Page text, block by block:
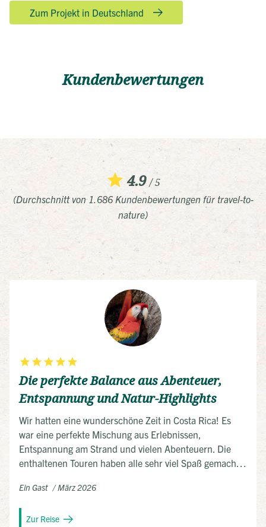
Zum Projekt in Deutschland
Kundenbewertungen
4.9/ 5
(Durchschnitt von 1.686 Kundenbewertungen für travel-to-
nature)
Die perfekte Balance aus Abenteuer,
Entspannung und Natur-Highlights
Wir hatten eine wunderschöne Zeit in Costa Rica! Es
war eine perfekte Mischung aus Erlebnissen,
Entspannung am Strand und vielen Abenteuern. Die
enthaltenen Touren haben alle sehr viel Spaß gemacht.
mitten in wunderschöner Natur. Die Transporte per
Shuttle waren bequem und sehr gut organisiert, so
konnten wir den Urlaub rundum genießen. Wir freuen
Ein Gast März 2026
Zur Reise